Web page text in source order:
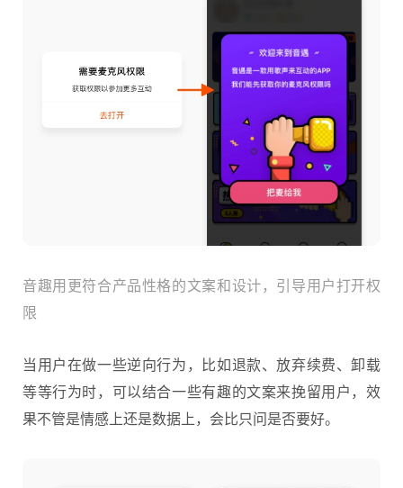
音趣用更符合产品性格的文案和设计，引导用户打开权
限
当用户在做一些逆向行为，比如退款、放弃续费、卸载
等等行为时，可以结合一些有趣的文案来挽留用户，效
果不管是情感上还是数据上，会比只问是否要好。